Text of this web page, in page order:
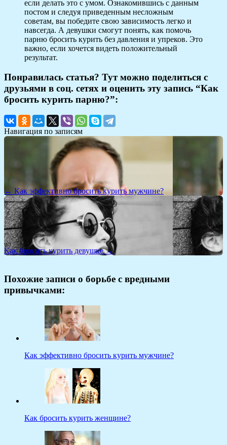
если делать это с умом. Ознакомившись с данным
постом и следуя приведенным несложным
советам, вы победите свою зависимость легко и
навсегда. А девушки смогут понять, как помочь
парню бросить курить без давления и упреков. Это
важно, если хочется видеть положительный
результат.
Понравилась статья? Тут можно поделиться с
друзьями в соц. сетях и оценить эту запись “Как
бросить курить парню?”:
Навигация по записям
← Как эффективно бросить курить мужчине?
Как бросить курить девушке →
Похожие записи о борьбе с вредными
привычками:
Как эффективно бросить курить мужчине?
Как бросить курить женщине?